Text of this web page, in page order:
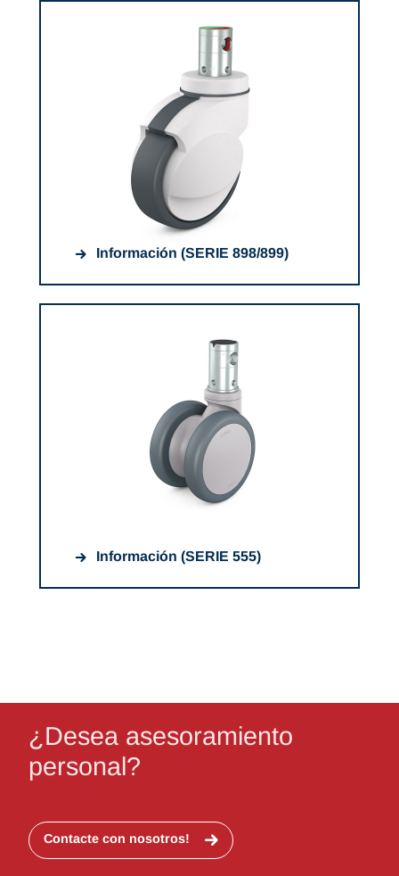
Información (SERIE 898/899)
Información (SERIE 555)
¿Desea asesoramiento
personal?
Contacte con nosotros!